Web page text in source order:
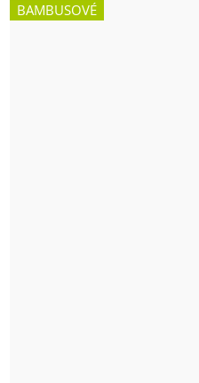
BAMBUSOVÉ